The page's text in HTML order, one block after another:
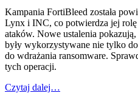
Kampania FortiBleed została
Lynx i INC, co potwierdza jej rolę
ataków. Nowe ustalenia
były wykorzystywane nie tylko
do wdrażania ransomware.
tych operacji.
Czytaj dalej…